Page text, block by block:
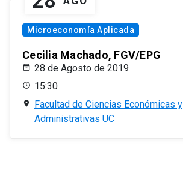
Microeconomía Aplicada
Cecilia Machado, FGV/EPG
28 de Agosto de 2019
15:30
Facultad de Ciencias Económicas y
Administrativas UC